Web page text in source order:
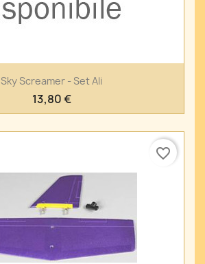
Sky Screamer - Set Ali
13,80 €
favorite_border